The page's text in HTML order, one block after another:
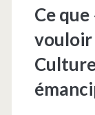
Ce
vouloir